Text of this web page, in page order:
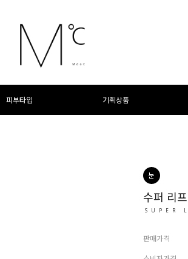
피부타입 기획상품
수퍼 리
SUPER
판매가격